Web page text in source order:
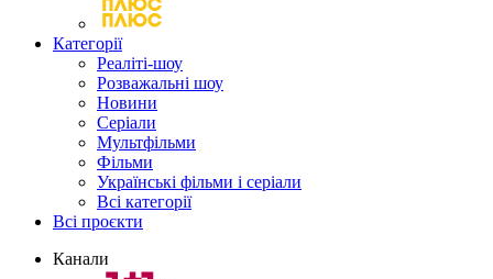
Категорії
Реаліті-шоу
Розважальні шоу
Новини
Серіали
Мультфільми
Фільми
Українські фільми і серіали
Всі категорії
Всі проєкти
Канали